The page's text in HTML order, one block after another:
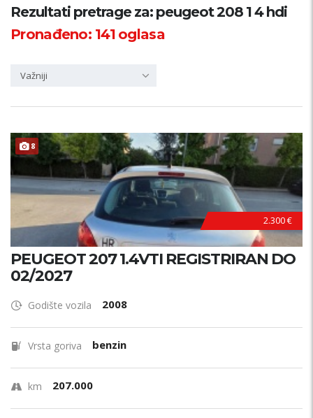
Kategorija
PRETRAŽI
Rezultati pretrage za: peugeot 208 1 4 hdi
Pronađeno: 141oglasa
Važniji
8
2.300 €
PEUGEOT 207 1.4VTI REGISTRIRAN DO
02/2027
Godište vozila 2008
Vrsta goriva benzin
km 207.000